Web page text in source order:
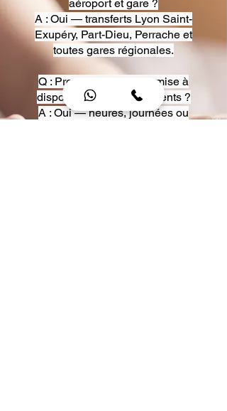
aéroport et gare ?
A : Oui — transferts Lyon Saint-
Exupéry, Part-Dieu, Perrache et
toutes gares régionales.
Q : Proposez-vous une mise à
disposition pour événements ?
A : Oui — heures, journées ou